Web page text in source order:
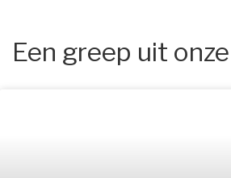
Een greep uit